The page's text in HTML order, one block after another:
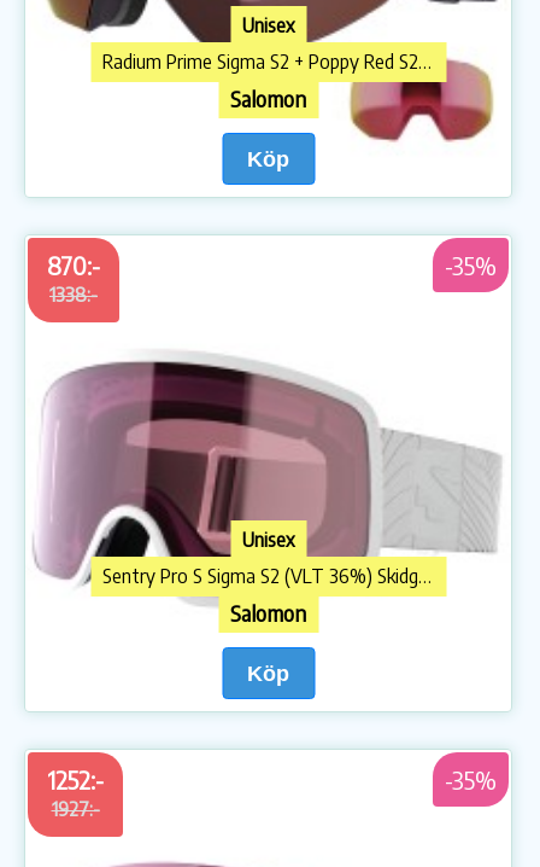
Unisex
Radium Prime Sigma S2 + Poppy Red S2 Skidglasögon
Salomon
Köp
870:-
1338:-
-35%
Unisex
Sentry Pro S Sigma S2 (VLT 36%) Skidglasögon
Salomon
Köp
1252:-
1927:-
-35%